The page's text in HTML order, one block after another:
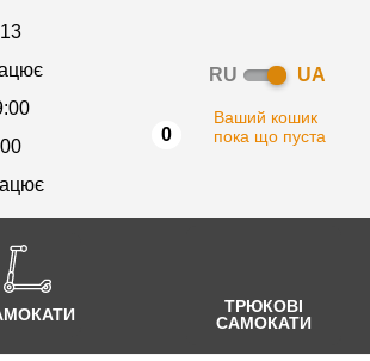
RU UA
0
Ваший кошик
пока що пуста
ТРЮКОВІ
САМОКАТИ